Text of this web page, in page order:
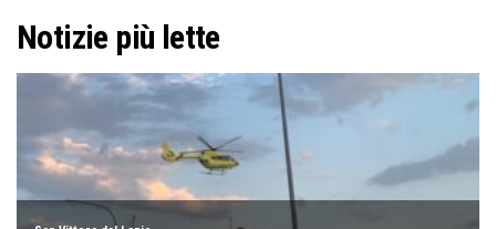
Notizie più lette